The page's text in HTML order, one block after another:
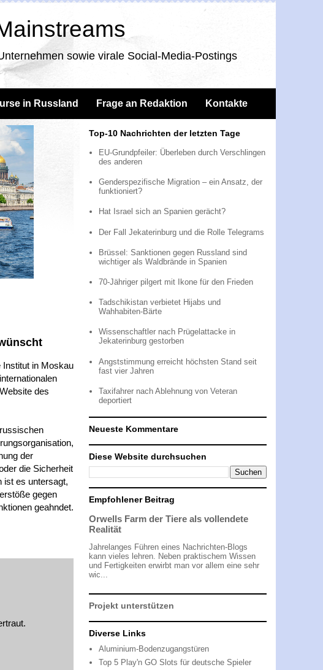
sowie virale Social-Media-Postings
in Russland Frage an Redaktion Kontakte
in Moskau
des
der
die Sicherheit
ist es untersagt,
gegen
geahndet.
Top-10 Nachrichten der letzten Tage
EU-Grundpfeiler: Überleben durch Verschlingen
des anderen
Genderspezifische Migration – ein Ansatz, der
funktioniert?
Hat Israel sich an Spanien gerächt?
Der Fall Jekaterinburg und die Rolle Telegrams
Brüssel: Sanktionen gegen Russland sind
wichtiger als Waldbrände in Spanien
70-Jähriger pilgert mit Ikone für den Frieden
Tadschikistan verbietet Hijabs und
Wahhabiten-Bärte
Wissenschaftler nach Prügelattacke in
Jekaterinburg gestorben
Angststimmung erreicht höchsten Stand seit
fast vier Jahren
Taxifahrer nach Ablehnung von Veteran
deportiert
Neueste Kommentare
Diese Website durchsuchen
Empfohlener Beitrag
Orwells Farm der Tiere als vollendete
Realität
Jahrelanges Führen eines Nachrichten-Blogs
kann vieles lehren. Neben praktischem Wissen
und Fertigkeiten erwirbt man vor allem eine sehr
wic...
Projekt unterstützen
Diverse Links
Aluminium-Bodenzugangstüren
Top 5 Play'n GO Slots für deutsche Spieler